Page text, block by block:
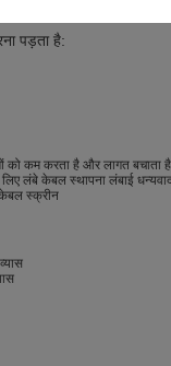
2,
पड़ता है:
को कम करता है और लागत बचाता है
लंबे केबल स्थापना लंबाई
स्क्रीन